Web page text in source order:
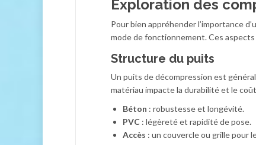
Exploration des
Pour bien appréhender l’importance
mode de fonctionnement. Ces
Structure du puits
Un puits de décompression est
matériau impacte la durabilité et le
Béton : robustesse et longévité.
PVC : légèreté et rapidité de pose.
Accès : un couvercle ou grille pour